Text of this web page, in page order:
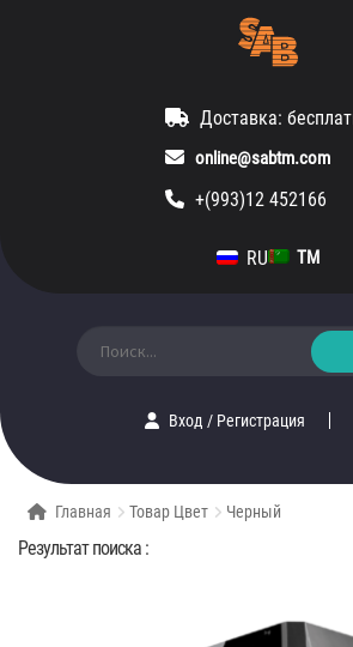
Доставка:
online@sabtm.com
+(993)12 452166
RU TM
Вход/ Регистрация
Главная Товар Цвет Черный
Результат поиска :